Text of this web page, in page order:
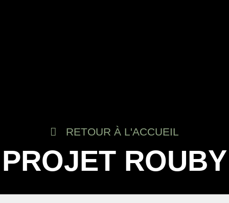
RETOUR À L'ACCUEIL
PROJET ROUBY